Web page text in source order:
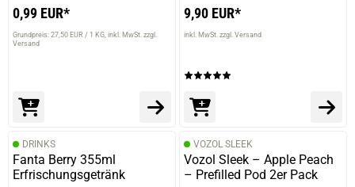
0,99 EUR*
Grundpreis: 27,50 EUR / 1 KG inkl. MwSt. zzgl.
Versand
9,90 EUR*
inkl. MwSt. zzgl. Versand
DRINKS
Fanta Berry 355ml
Erfrischungsgetränk
VOZOL SLEEK
Vozol Sleek – Apple Peach
– Prefilled Pod 2er Pack